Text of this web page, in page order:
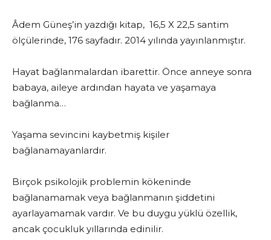
Âdem Güneş’in yazdığı kitap, 16,5 X 22,5 santim
ölçülerinde, 176 sayfadır. 2014 yılında yayınlanmıştır.
Hayat bağlanmalardan ibarettir. Önce anneye sonra
babaya, aileye ardından hayata ve yaşamaya
bağlanma…
Yaşama sevincini kaybetmiş kişiler
bağlanamayanlardır.
Birçok psikolojik problemin kökeninde
bağlanamamak veya bağlanmanın şiddetini
ayarlayamamak vardır. Ve bu duygu yüklü özellik,
ancak çocukluk yıllarında edinilir.